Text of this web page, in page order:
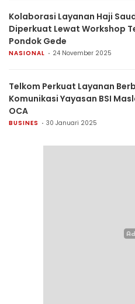
Kolaborasi Layanan Haji
Diperkuat Lewat Workshop
Pondok Gede
NASIONAL 24 November 2025
Telkom Perkuat Layanan
Komunikasi Yayasan BSI
OCA
BUSINES 30 Januari 2025